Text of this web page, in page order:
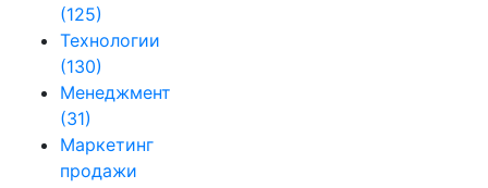
(125)
Технологии
(130)
Менеджмент
(31)
Маркетинг
продажи